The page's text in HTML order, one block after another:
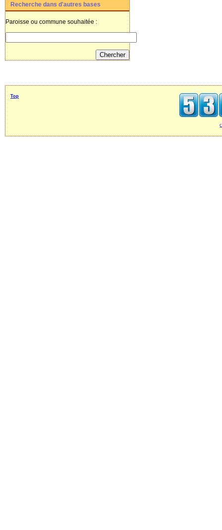
Recherche dans d'autres bases
Paroisse ou commune souhaitée :
Top